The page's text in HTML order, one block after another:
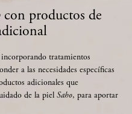
con productos de
tratamientos
a las necesidades específicas
adicionales que
de la piel Saho, para aportar